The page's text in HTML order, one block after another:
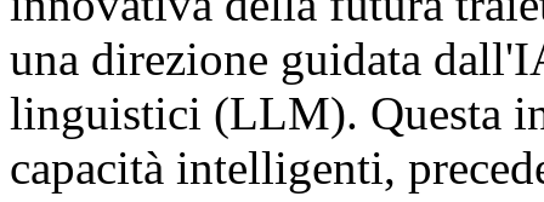
una direzione guidata
linguistici (LLM). Questa
capacità intelligenti,